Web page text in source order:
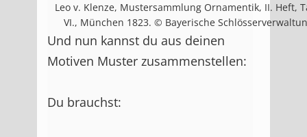
Leo v. Klenze, Mustersammlung Ornamentik, II. Heft,
VI., München 1823. © Bayerische
Und nun kannst du aus deinen
Motiven Muster zusammenstellen:
Du brauchst: